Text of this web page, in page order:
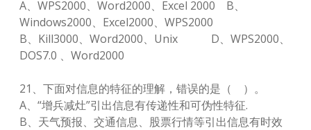
A、WPS2000、Word2000、Excel 2000 B、
Windows2000、Excel2000、WPS2000
B、Kill3000、Word2000、Unix D、WPS2000、
DOS7.0 、Word2000
21、下面对信息的特征的理解，错误的是（ ）。
A、“增兵减灶”引出信息有传递性和可伪性特征.
B、天气预报、交通信息、股票行情等引出信息有时效